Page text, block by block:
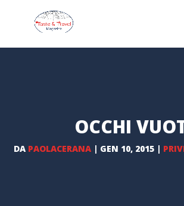
OCCHI
DA PAOLACERANA | GEN 10, 2015 |